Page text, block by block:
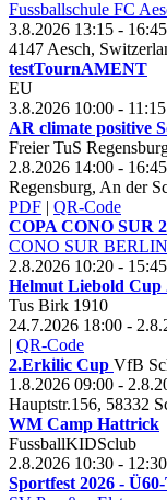
Fussballschule FC
3.8.2026 13:15 -
4147 Aesch,
testTournAMENT
EU
3.8.2026 10:00 - 11:15
AR climate positive
Freier TuS
2.8.2026 14:00 -
Regensburg, An der
PDF | QR-Code
COPA CONO SUR
CONO SUR BERLIN
2.8.2026 10:20 -
Helmut Liebold Cup
Tus Birk 1910
24.7.2026 18:00 -
| QR-Code
2.Erkilic Cup VfB
1.8.2026 09:00 -
Hauptstr.156, 58332
WM Camp Hattrick
FussballKIDSclub
2.8.2026 10:30 - 12:30
Sportfest 2026 - Ü